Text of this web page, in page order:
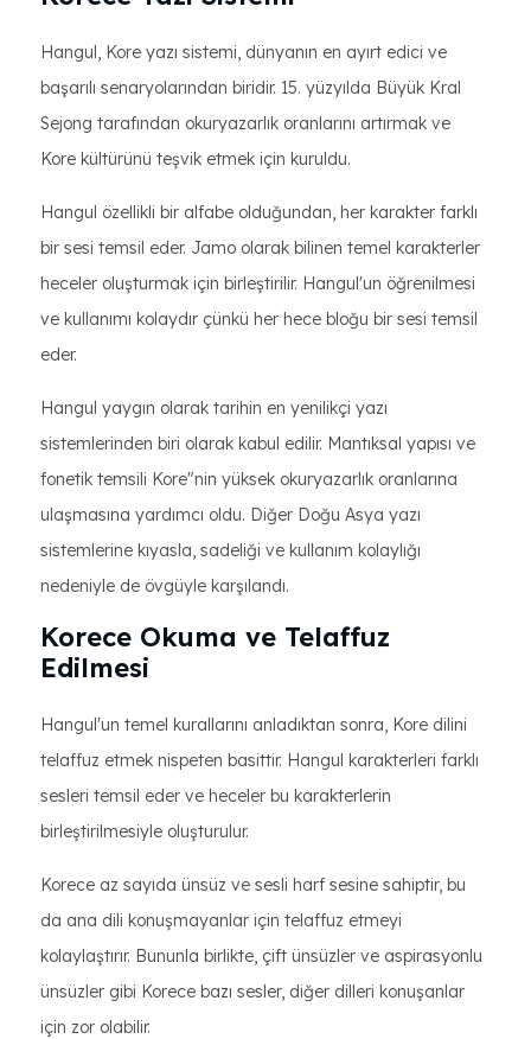
Hangul, Kore yazı sistemi, dünyanın en ayırt edici ve
başarılı senaryolarından biridir. 15. yüzyılda Büyük Kral
Sejong tarafından okuryazarlık oranlarını artırmak ve
Kore kültürünü teşvik etmek için kuruldu.
Hangul özellikli bir alfabe olduğundan, her karakter farklı
bir sesi temsil eder. Jamo olarak bilinen temel karakterler
heceler oluşturmak için birleştirilir. Hangul'un öğrenilmesi
ve kullanımı kolaydır çünkü her hece bloğu bir sesi temsil
eder.
Hangul yaygın olarak tarihin en yenilikçi yazı
sistemlerinden biri olarak kabul edilir. Mantıksal yapısı ve
fonetik temsili Kore"nin yüksek okuryazarlık oranlarına
ulaşmasına yardımcı oldu. Diğer Doğu Asya yazı
sistemlerine kıyasla, sadeliği ve kullanım kolaylığı
nedeniyle de övgüyle karşılandı.
Korece Okuma ve Telaffuz
Edilmesi
Hangul'un temel kurallarını anladıktan sonra, Kore dilini
telaffuz etmek nispeten basittir. Hangul karakterleri farklı
sesleri temsil eder ve heceler bu karakterlerin
birleştirilmesiyle oluşturulur.
Korece az sayıda ünsüz ve sesli harf sesine sahiptir, bu
da ana dili konuşmayanlar için telaffuz etmeyi
kolaylaştırır. Bununla birlikte, çift ünsüzler ve aspirasyonlu
ünsüzler gibi Korece bazı sesler, diğer dilleri konuşanlar
için zor olabilir.